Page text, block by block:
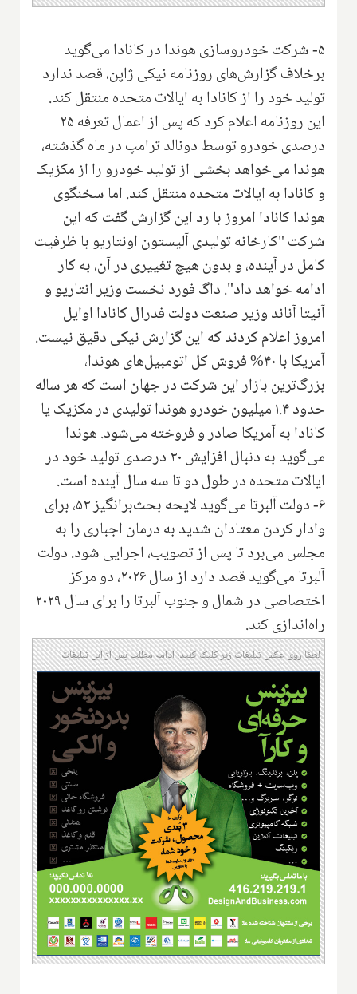
۵- شرکت خودروسازی هوندا در کانادا می‌گوید
برخلاف گزارش‌های روزنامه نیکی ژاپن، قصد ندارد
تولید خود را از کانادا به ایالات متحده منتقل کند.
این روزنامه اعلام کرد که پس از اعمال تعرفه ۲۵
درصدی خودرو توسط دونالد ترامپ در ماه گذشته،
هوندا می‌خواهد بخشی از تولید خودرو را از مکزیک
و کانادا به ایالات متحده منتقل کند. اما سخنگوی
هوندا کانادا امروز با رد این گزارش گفت که این
شرکت "کارخانه تولیدی آلیستون اونتاریو با ظرفیت
کامل در آینده، و بدون هیچ تغییری در آن، به کار
ادامه خواهد داد". داگ فورد نخست وزیر انتاریو و
آنیتا آناند وزیر صنعت دولت فدرال کانادا اوایل
امروز اعلام کردند که این گزارش نیکی دقیق نیست.
آمریکا با ۴۰% فروش کل اتومبیل‌های هوندا،
بزرگ‌ترین بازار این شرکت در جهان است که هر ساله
حدود ۱.۴ میلیون خودرو هوندا تولیدی در مکزیک یا
کانادا به آمریکا صادر و فروخته می‌شود. هوندا
می‌گوید به دنبال افزایش ۳۰ درصدی تولید خود در
ایالات متحده در طول دو تا سه سال آینده است.
۶- دولت آلبرتا می‌گوید لایحه بحث‌برانگیز ۵۳، برای
وادار کردن معتادان شدید به درمان اجباری را به
مجلس می‌برد تا پس از تصویب، اجرایی شود. دولت
آلبرتا می‌گوید قصد دارد از سال ۲۰۲۶، دو مرکز
اختصاصی در شمال و جنوب آلبرتا را برای سال ۲۰۲۹
راه‌اندازی کند.
لطفا روی عکس تبلیغات زیر کلیک کنید؛ ادامه مطلب پس از این تبلیغات